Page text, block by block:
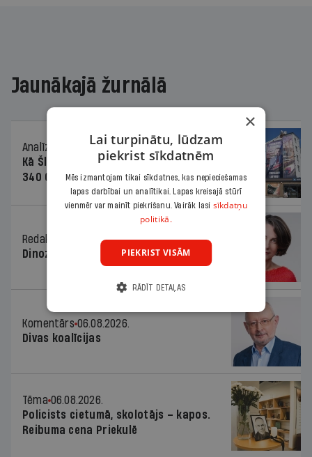
Jaunākajā žurnālā
Analīze
06.08.2026.
Kā Šlesera partija palika nesodīta par
340 000 vērtu reklāmas kampaņu
Redaktores sleja
06.08.2026.
Dinozaura triks
Komentārs 06.08.2026.
Divas koalīcijas
Tēma 06.08.2026.
Policists cietumā, skolotājs – kapos.
Reibuma cena Priekulē
×
Lai turpinātu, lūdzam
piekrist sīkdatnēm
Mēs izmantojam tikai sīkdatnes, kas nepieciešamas
lapas darbībai un analītikai. Lapas kreisajā stūrī
vienmēr var mainīt piekrišanu. Vairāk lasi sīkdatņu
politikā.
PIEKRIST VISĀM
RĀDĪT DETAĻAS